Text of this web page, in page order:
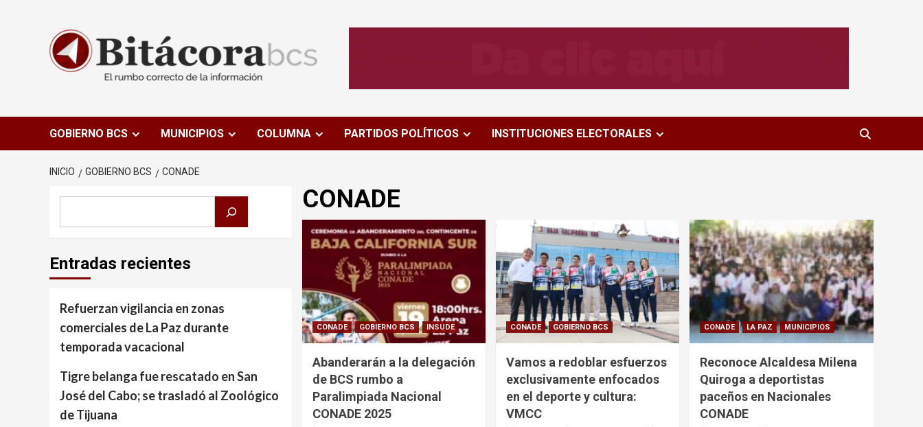
GOBIERNO BCS MUNICIPIOS COLUMNA PARTIDOS POLÍTICOS INSTITUCIONES ELECTORALES
INICIO GOBIERNO BCS CONADE
CONADE
CONADE GOBIERNO BCS INSUDE
Abanderarán a la delegación
de BCS rumbo a
Paralimpiada Nacional
CONADE 2025
CONADE GOBIERNO BCS
Vamos a redoblar esfuerzos
exclusivamente enfocados
en el deporte y cultura:
VMCC
CONADE LA PAZ MUNICIPIOS
Reconoce Alcaldesa Milena
Quiroga a deportistas
paceños en Nacionales
CONADE
Entradas recientes
Refuerzan vigilancia en zonas
comerciales de La Paz durante
temporada vacacional
Tigre belanga fue rescatado en San
José del Cabo; se trasladó al Zoológico
de Tijuana